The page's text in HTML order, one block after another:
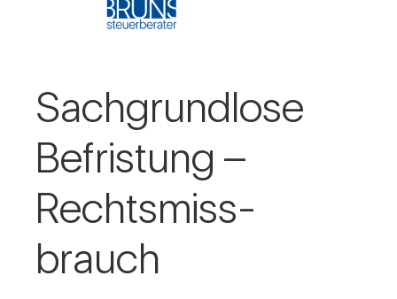
Sach­grund­lose
Befris­tung –
Rechts­miss­
brauch